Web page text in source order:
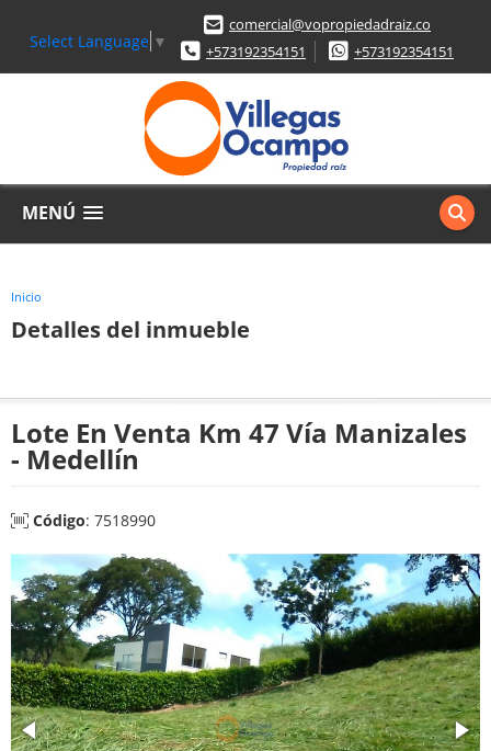
Select Language ▼
comercial@vopropiedadraiz.co
+573192354151
+573192354151
MENÚ
Inicio
Detalles del inmueble
Lote En Venta Km 47 Vía Manizales
- Medellín
Código: 7518990